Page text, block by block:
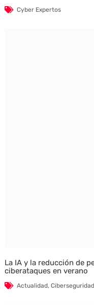
Cyber Expertos
La IA y la reducción de
ciberataques en verano
Actualidad, Ciberseguridad